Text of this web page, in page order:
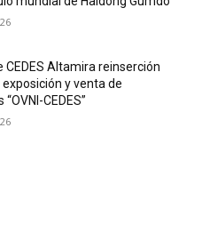
CEDES Altamira reinserción
y venta de
CEDES”